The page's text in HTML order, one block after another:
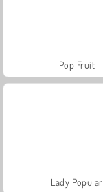
Pop Fruit
Lady Popular